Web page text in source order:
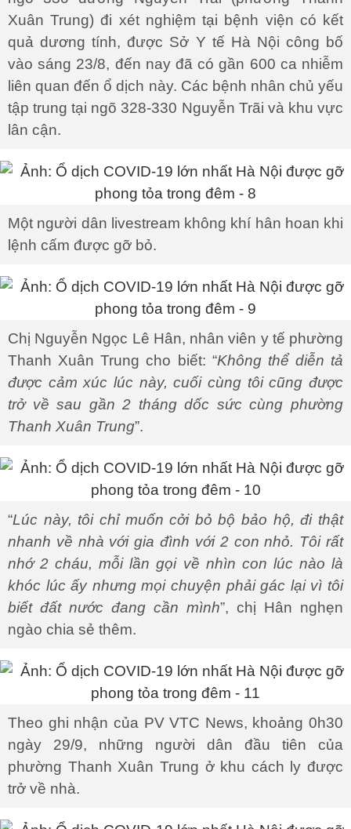
Xuân Trung) đi xét nghiệm tại bệnh viện có kết
quả dương tính, được Sở Y tế Hà Nội công bố
vào sáng 23/8, đến nay đã có gần 600 ca nhiễm
liên quan đến ổ dịch này. Các bệnh nhân chủ yếu
tập trung tại ngõ 328-330 Nguyễn Trãi và khu vực
lân cận.
Một người dân livestream không khí hân hoan khi
lệnh cấm được gỡ bỏ.
Chị Nguyễn Ngọc Lê Hân, nhân viên y tế phường
Thanh Xuân Trung cho biết: “Không thể diễn tả
được cảm xúc lúc này, cuối cùng tôi cũng được
trở về sau gần 2 tháng dốc sức cùng phường
Thanh Xuân Trung”.
“Lúc này, tôi chỉ muốn cởi bỏ bộ bảo hộ, đi thật
nhanh về nhà với gia đình với 2 con nhỏ. Tôi rất
nhớ 2 cháu, mỗi lần gọi về nhìn con lúc nào là
khóc lúc ấy nhưng mọi chuyện phải gác lại vì tôi
biết đất nước đang cần mình”, chị Hân nghẹn
ngào chia sẻ thêm.
Theo ghi nhận của PV VTC News, khoảng 0h30
ngày 29/9, những người dân đầu tiên của
phường Thanh Xuân Trung ở khu cách ly được
trở về nhà.